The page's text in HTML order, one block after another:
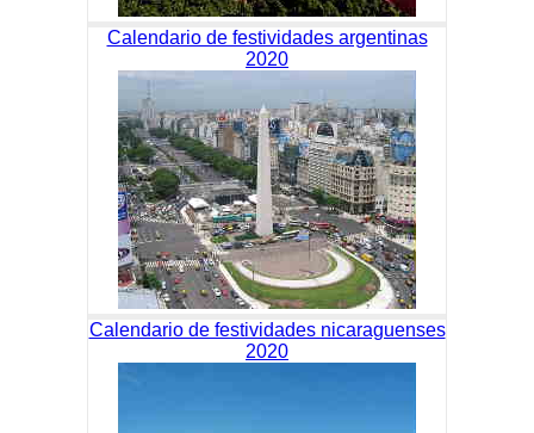
Calendario de festividades argentinas
2020
Calendario de festividades nicaraguenses
2020